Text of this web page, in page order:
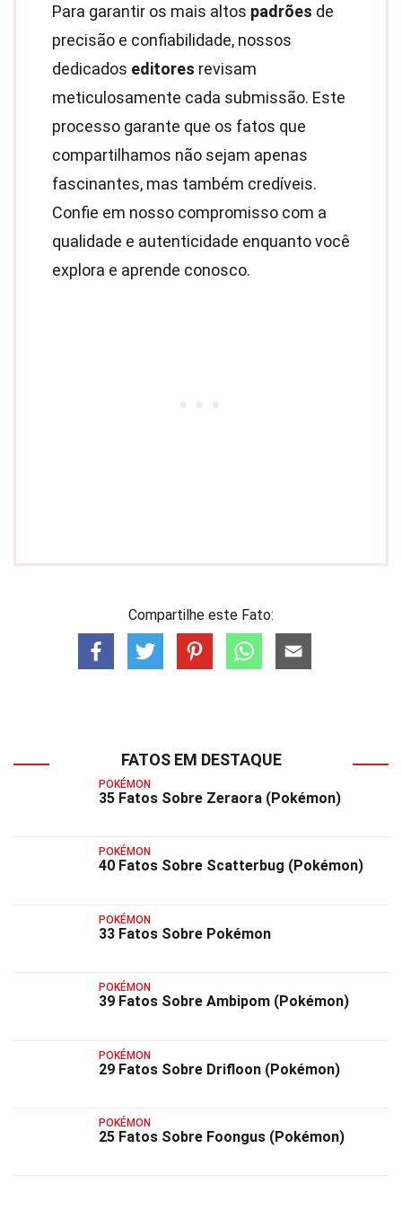
Para garantir os mais altos padrões de
precisão e confiabilidade, nossos
dedicados editores revisam
meticulosamente cada submissão. Este
processo garante que os fatos que
compartilhamos não sejam apenas
fascinantes, mas também credíveis.
Confie em nosso compromisso com a
qualidade e autenticidade enquanto você
explora e aprende conosco.
Compartilhe este Fato:
FATOS EM DESTAQUE
POKÉMON
35 Fatos Sobre Zeraora (Pokémon)
POKÉMON
40 Fatos Sobre Scatterbug (Pokémon)
POKÉMON
33 Fatos Sobre Pokémon
POKÉMON
39 Fatos Sobre Ambipom (Pokémon)
POKÉMON
29 Fatos Sobre Drifloon (Pokémon)
POKÉMON
25 Fatos Sobre Foongus (Pokémon)